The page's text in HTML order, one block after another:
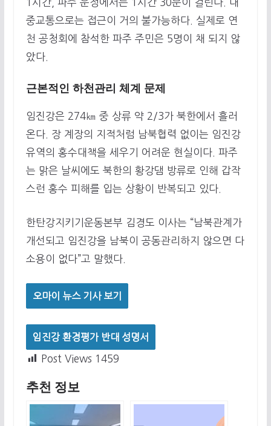
1시간, 파주 운정에서는 1시간 30분이 걸린다. 대
중교통으로는 접근이 거의 불가능하다. 실제로 연
천 공청회에 참석한 파주 주민은 5명이 채 되지 않
았다.
근본적인 하천관리 체계 문제
임진강은 274㎞ 중 상류 약 2/3가 북한에서 흘러
온다. 장 계장의 지적처럼 남북협력 없이는 임진강
유역의 홍수대책을 세우기 어려운 현실이다. 파주
는 맑은 날씨에도 북한의 황강댐 방류로 인해 갑작
스런 홍수 피해를 입는 상황이 반복되고 있다.
한탄강지키기운동본부 김경도 이사는 “남북관계가
개선되고 임진강을 남북이 공동관리하지 않으면 다
소용이 없다”고 말했다.
오마이 뉴스 기사 보기
임진강 환경평가 반대 성명서
Post Views 1459
추천 정보